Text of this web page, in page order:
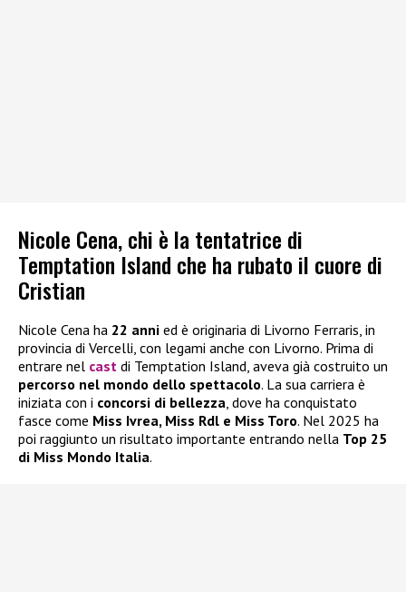
Nicole Cena, chi è la tentatrice di
Temptation Island che ha rubato il cuore di
Cristian
Nicole Cena ha 22 anni ed è originaria di Livorno Ferraris, in
provincia di Vercelli, con legami anche con Livorno. Prima di
entrare nel cast di Temptation Island, aveva già costruito un
percorso nel mondo dello spettacolo. La sua carriera è
iniziata con i concorsi di bellezza, dove ha conquistato
fasce come Miss Ivrea, Miss Rdl e Miss Toro. Nel 2025 ha
poi raggiunto un risultato importante entrando nella Top 25
di Miss Mondo Italia.